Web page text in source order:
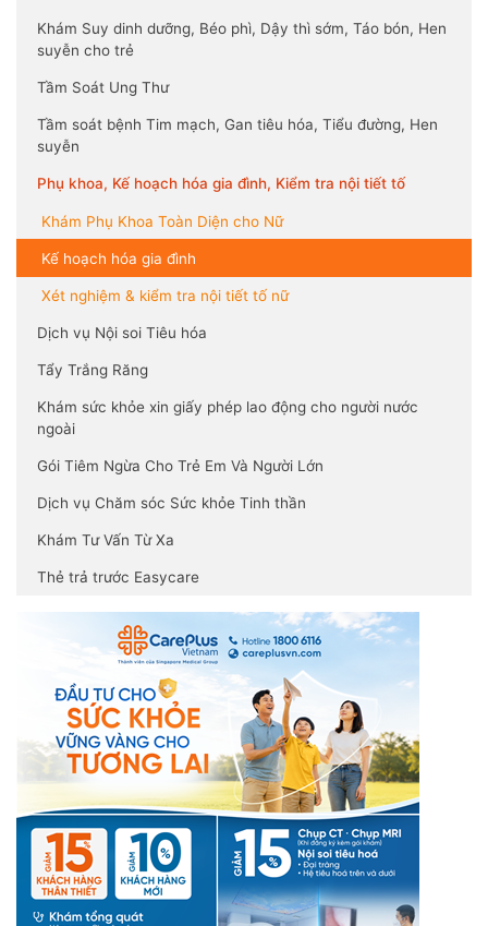
Khám Suy dinh dưỡng, Béo phì, Dậy thì sớm, Táo bón, Hen
suyễn cho trẻ
Tầm Soát Ung Thư
Tầm soát bệnh Tim mạch, Gan tiêu hóa, Tiểu đường, Hen
suyễn
Phụ khoa, Kế hoạch hóa gia đình, Kiểm tra nội tiết tố
Khám Phụ Khoa Toàn Diện cho Nữ
Kế hoạch hóa gia đình
Xét nghiệm & kiểm tra nội tiết tố nữ
Dịch vụ Nội soi Tiêu hóa
Tẩy Trắng Răng
Khám sức khỏe xin giấy phép lao động cho người nước
ngoài
Gói Tiêm Ngừa Cho Trẻ Em Và Người Lớn
Dịch vụ Chăm sóc Sức khỏe Tinh thần
Khám Tư Vấn Từ Xa
Thẻ trả trước Easycare